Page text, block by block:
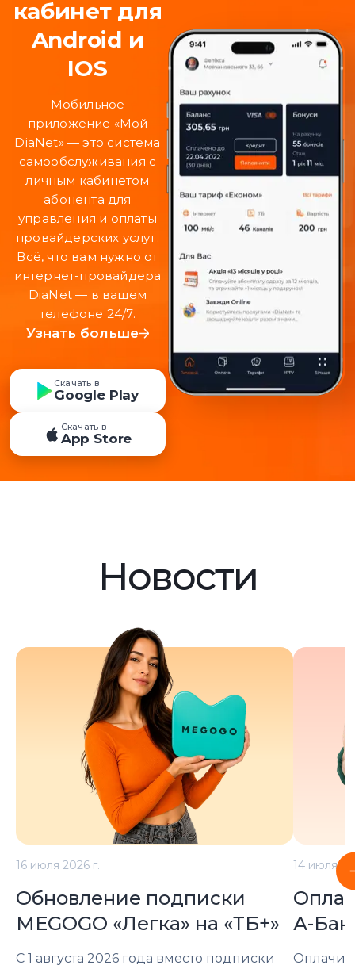
кабинет для
Android и
IOS
Мобильное
приложение «Мой
DiaNet» — это система
самообслуживания с
личным кабинетом
абонента для
управления и оплаты
провайдерских услуг.
Всё, что вам нужно от
интернет-провайдера
DiaNet — в вашем
телефоне 24/7.
Узнать больше
Скачать в
Google Play
Скачать в
App Store
Новости
16 июля 2026 г.
Обновление подписки
MEGOGO «Легка» на «ТБ+»
С 1 августа 2026 года вместо подписки
14 июля
А-